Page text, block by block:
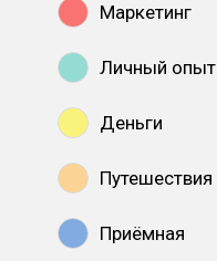
Маркетинг
Личный опыт
Деньги
Путешествия
Приёмная